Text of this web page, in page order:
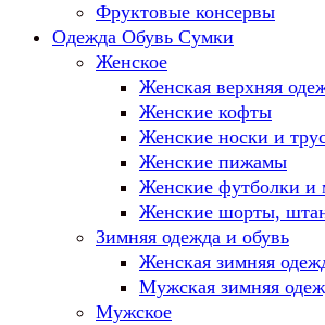
Фруктовые консервы
Одежда Обувь Сумки
Женское
Женская верхняя
Женские кофты
Женские носки и
Женские пижамы
Женские футболки и
Женские шорты,
Зимняя одежда и обувь
Женская зимняя
Мужская зимняя
Мужское